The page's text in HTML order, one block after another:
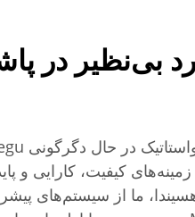
بی‌نظیر در
کیفیت، کارایی و